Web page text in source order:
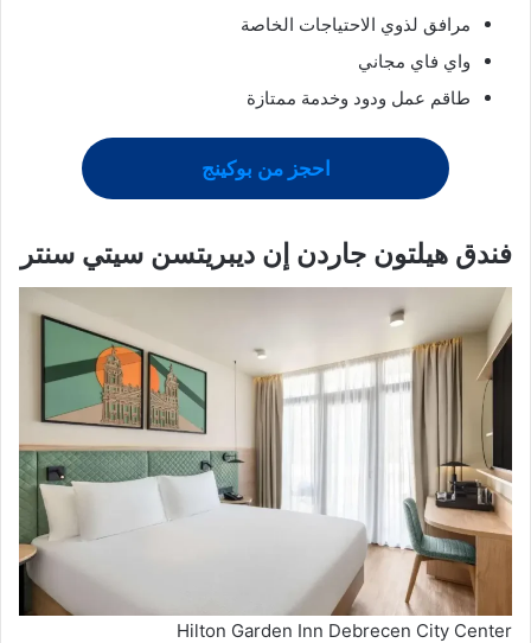
مرافق لذوي الاحتياجات الخاصة
واي فاي مجاني
طاقم عمل ودود وخدمة ممتازة
احجز من بوكينج
فندق هيلتون جاردن إن ديبريتسن سيتي سنتر
Hilton Garden Inn Debrecen City Center